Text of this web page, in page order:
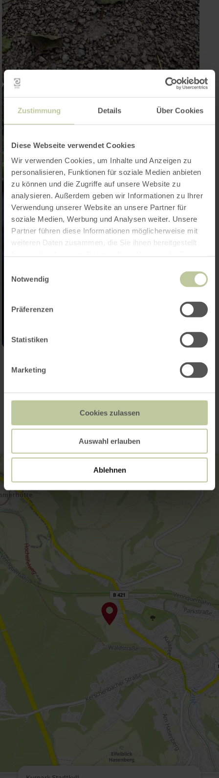
Zustimmung Details Über Cookies
Diese Webseite verwendet Cookies
Wir verwenden Cookies, um Inhalte und Anzeigen zu
personalisieren, Funktionen für soziale Medien anbieten
zu können und die Zugriffe auf unsere Website zu
analysieren. Außerdem geben wir Informationen zu Ihrer
Verwendung unserer Website an unsere Partner für
soziale Medien, Werbung und Analysen weiter. Unsere
Partner führen diese Informationen möglicherweise mit
weiteren Daten zusammen, die Sie ihnen bereitgestellt
Notwendig
Präferenzen
Statistiken
Marketing
Cookies zulassen
Auswahl erlauben
Ablehnen
Contact